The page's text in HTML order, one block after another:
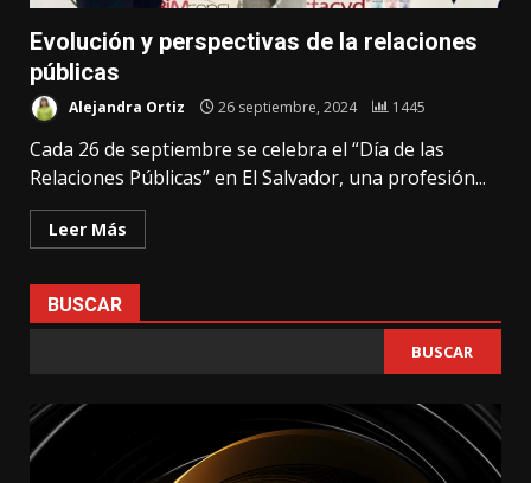
Evolución y perspectivas de la relaciones
públicas
Alejandra Ortiz 26 septiembre, 2024 1445
Cada 26 de septiembre se celebra el “Día de las
Relaciones Públicas” en El Salvador, una profesión...
Leer Más
BUSCAR
BUSCAR